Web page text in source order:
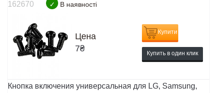
162670 ✓ В наявності
Цена
7₴
Купити
Купить в один клик
Кнопка включения универсальная для LG, Samsung,